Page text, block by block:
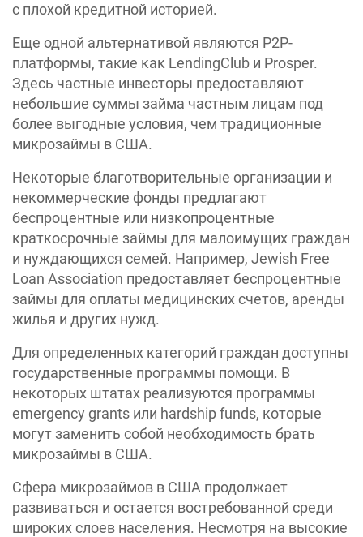
с плохой кредитной историей.
Еще одной альтернативой являются P2P-
платформы, такие как LendingClub и Prosper.
Здесь частные инвесторы предоставляют
небольшие суммы займа частным лицам под
более выгодные условия, чем традиционные
микрозаймы в США.
Некоторые благотворительные организации и
некоммерческие фонды предлагают
беспроцентные или низкопроцентные
краткосрочные займы для малоимущих граждан
и нуждающихся семей. Например, Jewish Free
Loan Association предоставляет беспроцентные
займы для оплаты медицинских счетов, аренды
жилья и других нужд.
Для определенных категорий граждан доступны
государственные программы помощи. В
некоторых штатах реализуются программы
emergency grants или hardship funds, которые
могут заменить собой необходимость брать
микрозаймы в США.
Сфера микрозаймов в США продолжает
развиваться и остается востребованной среди
широких слоев населения. Несмотря на высокие